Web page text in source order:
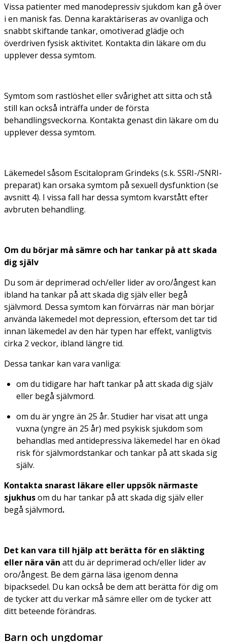
Vissa patienter med manodepressiv sjukdom kan gå över
i en manisk fas. Denna karaktäriseras av ovanliga och
snabbt skiftande tankar, omotiverad glädje och
överdriven fysisk aktivitet. Kontakta din läkare om du
upplever dessa symtom.
Symtom som rastlöshet eller svårighet att sitta och stå
still kan också inträffa under de första
behandlingsveckorna. Kontakta genast din läkare om du
upplever dessa symtom.
Läkemedel såsom Escitalopram Grindeks (s.k. SSRI-/SNRI-
preparat) kan orsaka symtom på sexuell dysfunktion (se
avsnitt 4). I vissa fall har dessa symtom kvarstått efter
avbruten behandling.
Om du börjar må sämre och har tankar på att skada
dig själv
Du som är deprimerad och/eller lider av oro/ångest kan
ibland ha tankar på att skada dig själv eller begå
självmord. Dessa symtom kan förvärras när man börjar
använda läkemedel mot depression, eftersom det tar tid
innan läkemedel av den här typen har effekt, vanligtvis
cirka 2 veckor, ibland längre tid.
Dessa tankar kan vara vanliga:
om du tidigare har haft tankar på att skada dig själv
eller begå självmord.
om du är yngre än 25 år. Studier har visat att unga
vuxna (yngre än 25 år) med psykisk sjukdom som
behandlas med antidepressiva läkemedel har en ökad
risk för självmordstankar och tankar på att skada sig
själv.
Kontakta snarast läkare eller uppsök närmaste
sjukhusom du har tankar på att skada dig själv eller
begå självmord.
Det kan vara till hjälp att berätta för en släkting
eller nära vän att du är deprimerad och/eller lider av
oro/ångest. Be dem gärna läsa igenom denna
bipacksedel. Du kan också be dem att berätta för dig om
de tycker att du verkar må sämre eller om de tycker att
ditt beteende förändras.
Barn och ungdomar